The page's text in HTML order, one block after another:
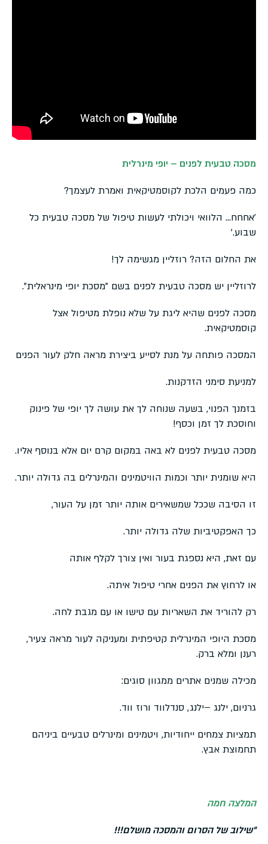
מסכה טבעית לפנים – יופי מינרלית
כמה פעמים הלכת לקוסמטיקאית ואמרת לעצמך?
'אחחח… הלוואי ויכולתי לעשות טיפול של מסכה טבעית כל
שבוע.'
את החלום הזה? רוזליין מגשימה לך!
לרוזליין יש מסכה טבעית לפנים בשם "מסכת יופי מינראלית".
מסכה לפנים שהיא ליגת על שלא נופלת מטיפול אצל
קוסמטיקאית.
המסכה פותחה על מנת לסייע ביצירת מראה חלק לעור הפנים
למניעת סימני הזדקנות.
בזמנך הפנוי, בשעה שנוחה לך את עושה לך יופי של פינוק
וחוסכת לך זמן וכסף!
מסכה טבעית לפנים לא באה במקום קרם יום אלא בנוסף אליו.
היא שומנית יותר וכמות הוויטמינים והמינרלים בה גדולה יותר.
זו הסיבה שככל שמשאירים אותה יותר זמן על העור,
כך האפקטיביות שלה גדולה יותר.
עם זאת, היא נספגת בעור ואין צורך לקלף אותה
או לרחוץ את הפנים אחרי טיפול איתה.
רק להוריד את השאריות עם טישו או עם מגבת לחה.
מסכת היופי המינרלית קטיפתית ומעניקה לעור מראה צעיר,
רענן ומלא ברק.
מכילה שמנים אתרים ממגוון סוגים:
גרניום, ילנג –ילנג, סנדלווד ורוז ווד.
תמציות צמחים ייחודיות, ויטמינים ומינרלים טבעיים ביניהם
תחמוצת אבץ.
המלצה חמה
"שילוב של הסרום והמסכה מושלם!!!